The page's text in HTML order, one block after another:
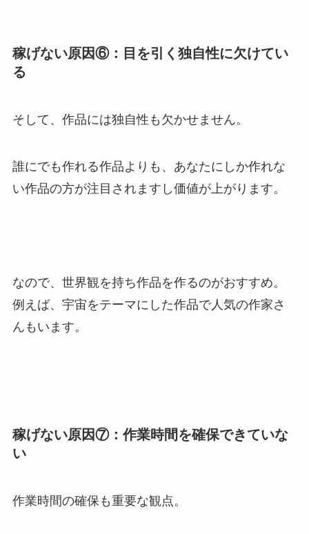
稼げない原因⑥：目を引く独自性に欠けてい
る
そして、作品には独自性も欠かせません。
誰にでも作れる作品よりも、あなたにしか作れな
い作品の方が注目されますし価値が上がります。
なので、世界観を持ち作品を作るのがおすすめ。
例えば、宇宙をテーマにした作品で人気の作家さ
んもいます。
稼げない原因⑦：作業時間を確保できていな
い
作業時間の確保も重要な観点。